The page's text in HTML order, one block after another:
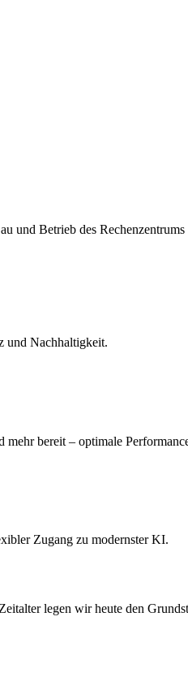
und Betrieb des
und Nachhaltigkeit.
bereit – optimale
Zugang zu modernster KI.
legen wir heute den